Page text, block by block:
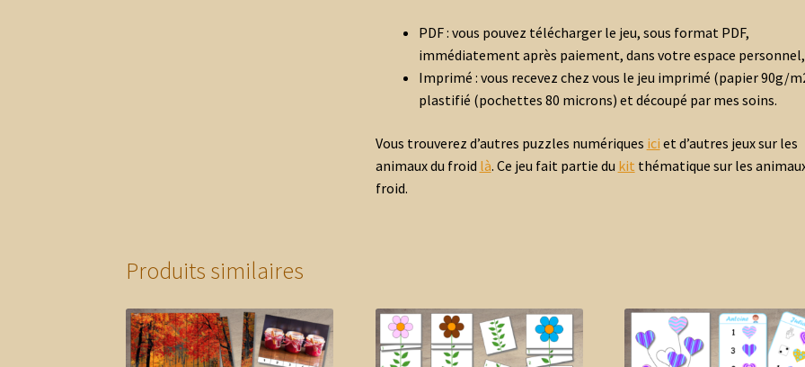
PDF : vous pouvez télécharger le jeu, sous format PDF,
immédiatement après paiement, dans votre espace personnel,
Imprimé : vous recevez chez vous le jeu imprimé (papier 90g/
plastifié (pochettes 80 microns) et découpé par mes soins.
Vous trouverez d’autres puzzles numériques ici et d’autres jeux sur les
animaux du froid là. Ce jeu fait partie du kit thématique sur les
froid.
Produits similaires